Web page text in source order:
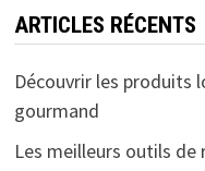
ARTICLES RÉCENTS
Découvrir les produits
gourmand
Les meilleurs outils